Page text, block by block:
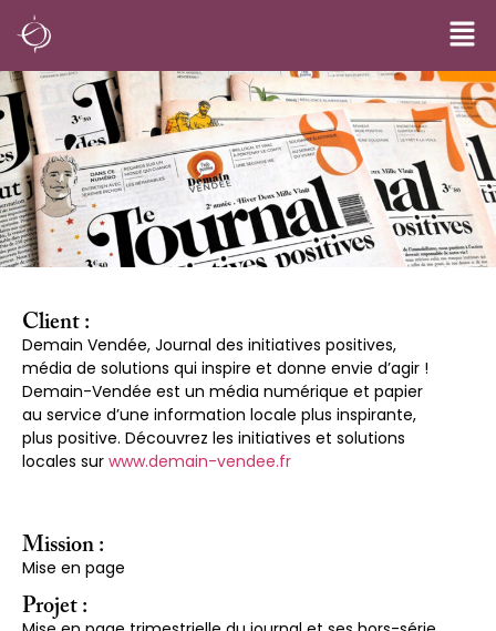
Client :
Demain Vendée, Journal des initiatives positives,
média de solutions qui inspire et donne envie d’agir !
Demain-Vendée est un média numérique et papier
au service d’une information locale plus inspirante,
plus positive. Découvrez les initiatives et solutions
locales sur www.demain-vendee.fr
Mission :
Mise en page
Projet :